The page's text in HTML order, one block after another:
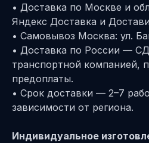
• Доставка по Москве и
Яндекс Доставка и
• Самовывоз Москва: ул.
• Доставка по России —
транспортной компанией,
предоплаты.
• Срок доставки — 2–7
зависимости от региона.
Индивидуальное